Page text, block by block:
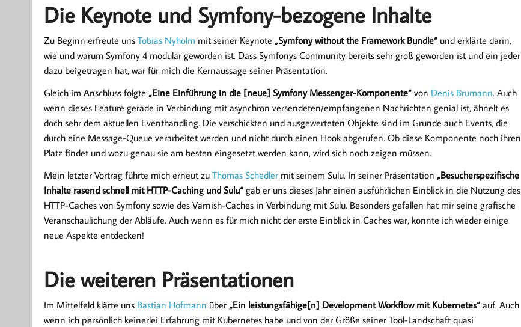
Die Keynote und Symfony-bezogene Inhalte
Zu Beginn erfreute uns Tobias Nyholm mit seiner Keynote „Symfony without the Framework Bundle“und erklärte darin,
wie und warum Symfony 4 modular geworden ist. Dass Symfonys Community bereits sehr groß geworden ist und ein jeder
dazu beigetragen hat, war für mich die Kernaussage seiner Präsentation.
Gleich im Anschluss folgte „Eine Einführung in die [neue] Symfony Messenger-Komponente“von Denis Brumann. Auch
wenn dieses Feature gerade in Verbindung mit asynchron versendeten/empfangenen Nachrichten genial ist, ähnelt es
doch sehr dem aktuellen Eventhandling. Die verschickten und ausgewerteten Objekte sind im Grunde auch Events, die
durch eine Message-Queue verarbeitet werden und nicht durch einen Hook abgerufen. Ob diese Komponente noch ihren
Platz findet und wozu genau sie am besten eingesetzt werden kann, wird sich noch zeigen müssen.
Mein letzter Vortrag führte mich erneut zu Thomas Schedlermit seinem Sulu. In seiner Präsentation „Besucherspezifische
Inhalte rasend schnell mit HTTP-Caching und Sulu“gab er uns dieses Jahr einen ausführlichen Einblick in die Nutzung des
HTTP-Caches von Symfony sowie des Varnish-Caches in Verbindung mit Sulu. Besonders gefallen hat mir seine grafische
Veranschaulichung der Abläufe. Auch wenn es für mich nicht der erste Einblick in Caches war, konnte ich wieder einige
neue Aspekte entdecken!
Die weiteren Präsentationen
Im Mittelfeld klärte uns Bastian Hofmann über „Ein leistungsfähige[n] Development Workflow mit Kubernetes“auf. Auch
wenn ich persönlich keinerlei Erfahrung mit Kubernetes habe und von der Größe seiner Tool-Landschaft quasi